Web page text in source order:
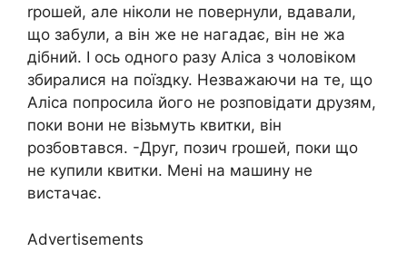
rрошей, але ніколи не повернули, вдавали,
що забули, а він же не нагадає, він не жа
дібний. І ось одного разу Аліса з чоловіком
збиралися на поїздку. Незважаючи на те, що
Аліса попросила його не розповідати друзям,
поки вони не візьмуть квитки, він
розбовтався. -Друг, позич rрошей, поки що
не купили квитки. Мені на машину не
вистачає.
Advertisements